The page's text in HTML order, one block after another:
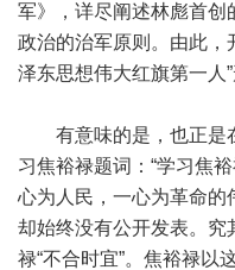
军》，详尽阐述林彪首创
政治的治军原则。由此，
泽东思想伟大红旗第一人”
有意味的是，也正是
习焦裕禄题词：“学习焦
心为人民，一心为革命的
却始终没有公开发表。究
禄“不合时宜”。焦裕禄以